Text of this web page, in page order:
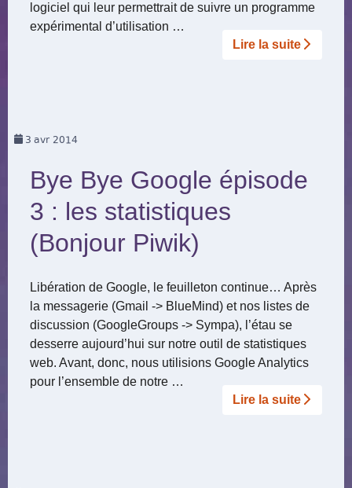
logiciel qui leur permettrait de suivre un programme
expérimental d’utilisation …
Lire la suite­­
3 avr 2014
Bye Bye Google épisode
3 : les statistiques
(Bonjour Piwik)
Libération de Google, le feuilleton continue… Après
la messagerie (Gmail -> BlueMind) et nos listes de
discussion (GoogleGroups -> Sympa), l’étau se
desserre aujourd’hui sur notre outil de statistiques
web. Avant, donc, nous utilisions Google Analytics
pour l’ensemble de notre …
Lire la suite­­